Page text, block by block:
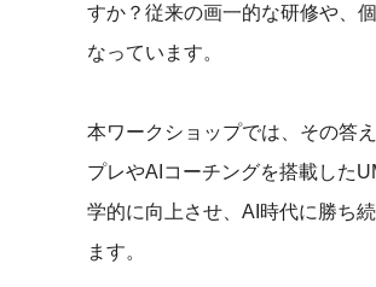
すか？従来の画一的な研修や、
なっています。
本ワークショップでは、その答
プレやAIコーチングを搭載した
学的に向上させ、AI時代に勝ち
ます。